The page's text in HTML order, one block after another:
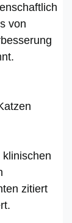
von
zitiert